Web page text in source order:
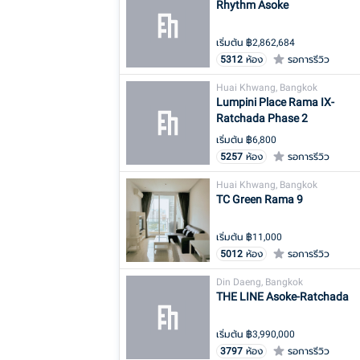
Rhythm Asoke
เริ่มต้น ฿2,862,684
5312 ห้อง รอการรีวิว
Huai Khwang, Bangkok
Lumpini Place Rama IX-
Ratchada Phase 2
เริ่มต้น ฿6,800
5257 ห้อง รอการรีวิว
Huai Khwang, Bangkok
TC Green Rama 9
เริ่มต้น ฿11,000
5012 ห้อง รอการรีวิว
Din Daeng, Bangkok
THE LINE Asoke-Ratchada
เริ่มต้น ฿3,990,000
3797 ห้อง รอการรีวิว